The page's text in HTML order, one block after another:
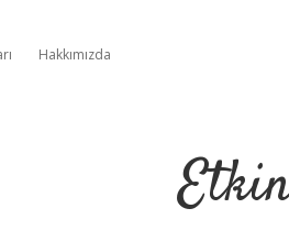
Hakkımızda